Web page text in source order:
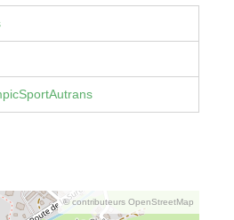
© contributeurs OpenStreetMap